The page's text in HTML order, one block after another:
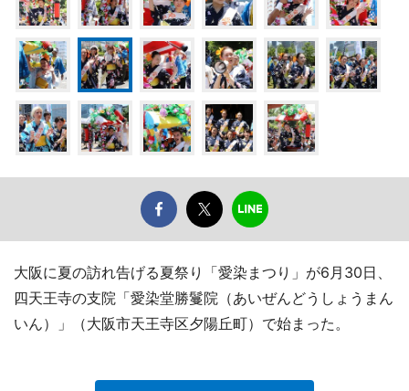
大阪に夏の訪れ告げる夏祭り「愛染まつり」が6月30日、
四天王寺の支院「愛染堂勝鬘院（あいぜんどうしょうまん
いん）」（大阪市天王寺区夕陽丘町）で始まった。